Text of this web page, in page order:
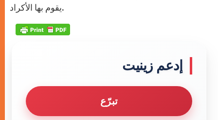
يقوم بها الأكراد.
إدعم زينيت
تبرّع